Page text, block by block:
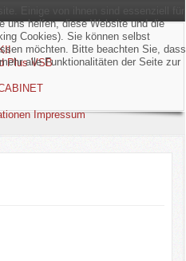
Plus VSB
Einige von ihnen sind essenziell für
uns helfen, diese Website und die
Cookies). Sie können selbst
möchten. Bitte beachten Sie, dass
alle Funktionalitäten der Seite zur
Impressum